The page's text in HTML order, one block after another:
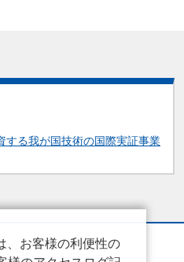
する我が国技術の国際実証事業
、お客様の利便性の